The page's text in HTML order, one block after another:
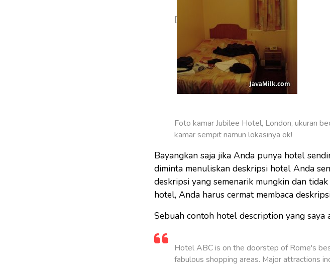
[
Foto kamar Jubilee Hotel, London, ukuran
kamar sempit namun lokasinya ok!
Bayangkan saja jika Anda punya hotel
diminta menuliskan deskripsi hotel Anda
deskripsi yang semenarik mungkin dan
hotel, Anda harus cermat membaca
Sebuah contoh hotel description yang saya
Hotel ABC is on the doorstep of Rome's
fabulous shopping areas. Major attractions